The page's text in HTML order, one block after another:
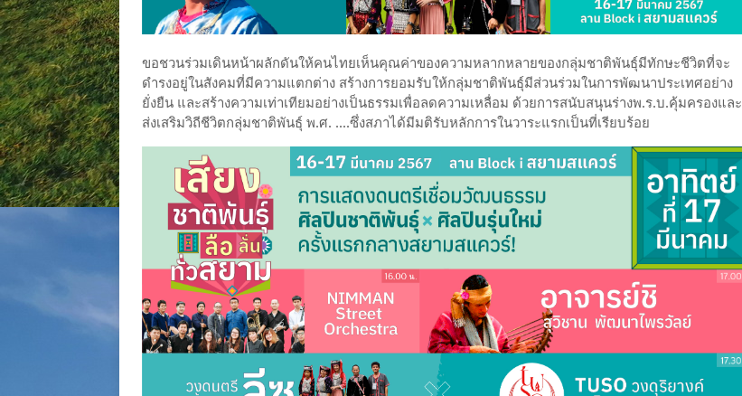
ขอชวนร่วมเดินหน้าผลักดันให้คนไทยเห็นคุณค่าของความหลากหลายของกลุ่มชาติพันธุ์มีทักษะชีวิตที่จะ
ดำรงอยู่ในสังคมที่มีความแตกต่าง สร้างการยอมรับให้กลุ่มชาติพันธุ์มีส่วนร่วมในการพัฒนาประเทศอย่าง
ยั่งยืน และสร้างความเท่าเทียมอย่างเป็นธรรมเพื่อลดความเหลื่อม ด้วยการสนับสนุนร่างพ.ร.บ.คุ้มครองและ
ส่งเสริมวิถีชีวิตกลุ่มชาติพันธุ์ พ.ศ. ....ซึ่งสภาได้มีมติรับหลักการในวาระแรกเป็นที่เรียบร้อย